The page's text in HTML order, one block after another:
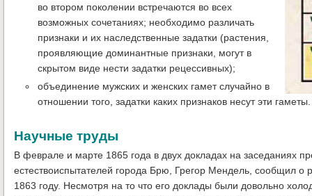
во втором поколении встречаются во всех
возможных сочетаниях; необходимо различать
признаки и их наследственные задатки (растения,
проявляющие доминантные признаки, могут в
скрытом виде нести задатки рецессивных);
объединение мужских и женских гамет случайно в
отношении того, задатки каких признаков несут эти гаметы.
Научные труды
В феврале и марте 1865 года в двух докладах на заседаниях
естествоиспытателей города Брю, Грегор Мендель, сообщил о
1863 году. Несмотря на то что его доклады были довольно